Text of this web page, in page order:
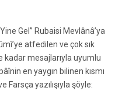
Gel” Rubaisi Mevlânâ’ya
atfedilen ve çok sık
kadar mesajlarıyla uyumlu
en yaygın bilinen kısmı
Farsça yazılışıyla şöyle: